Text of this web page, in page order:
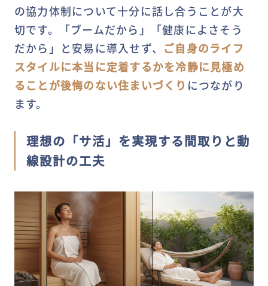
の協力体制について十分に話し合うことが大
切です。「ブームだから」「健康によさそう
だから」と安易に導入せず、 ご自身のライフ
スタイルに本当に定着するかを冷静に見極め
ることが後悔のない住まいづくり につながり
ます。
理想の「サ活」を実現する間取りと動
線設計の工夫